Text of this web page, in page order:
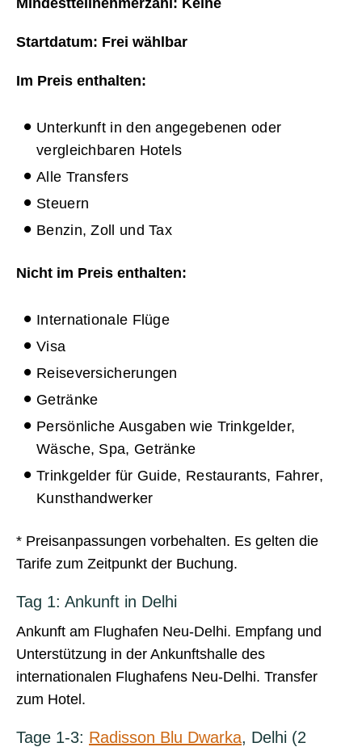
Mindestteilnehmerzahl: Keine
Startdatum: Frei wählbar
Im Preis enthalten:
Unterkunft in den angegebenen oder
vergleichbaren Hotels
Alle Transfers
Steuern
Benzin, Zoll und Tax
Nicht im Preis enthalten:
Internationale Flüge
Visa
Reiseversicherungen
Getränke
Persönliche Ausgaben wie Trinkgelder,
Wäsche, Spa, Getränke
Trinkgelder für Guide, Restaurants, Fahrer,
Kunsthandwerker
* Preisanpassungen vorbehalten. Es gelten die
Tarife zum Zeitpunkt der Buchung.
Tag 1: Ankunft in Delhi
Ankunft am Flughafen Neu-Delhi. Empfang und
Unterstützung in der Ankunftshalle des
internationalen Flughafens Neu-Delhi. Transfer
zum Hotel.
Tage 1-3: Radisson Blu Dwarka, Delhi (2